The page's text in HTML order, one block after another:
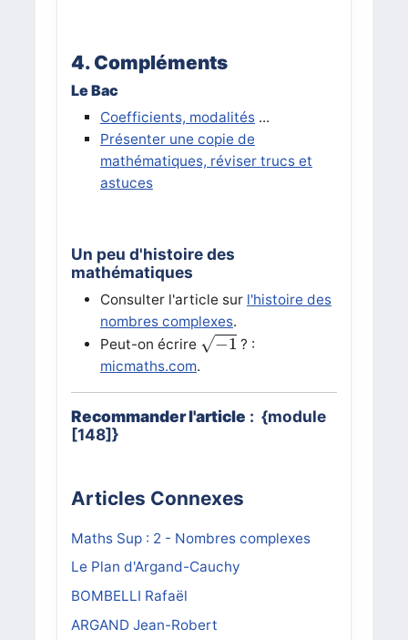
4. Compléments
Le Bac
Coefficients, modalités...
Présenter une copie de
mathématiques, réviser trucs et
astuces
Un peu d'histoire des
mathématiques
Consulter l'article sur l'histoire des
nombres complexes.
Peut-on écrire √−1
−1
? :
micmaths.com.
Recommander l'article : {module
[148]}
Articles Connexes
Maths Sup : 2 - Nombres complexes
Le Plan d'Argand-Cauchy
BOMBELLI Rafaël
ARGAND Jean-Robert